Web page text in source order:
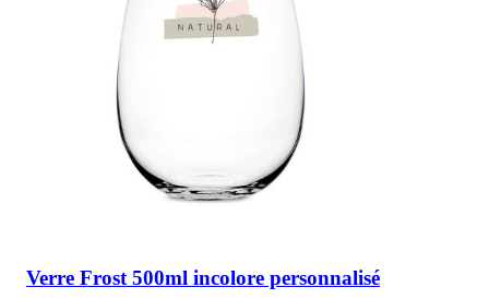
Verre Frost 500ml incolore personnalisé